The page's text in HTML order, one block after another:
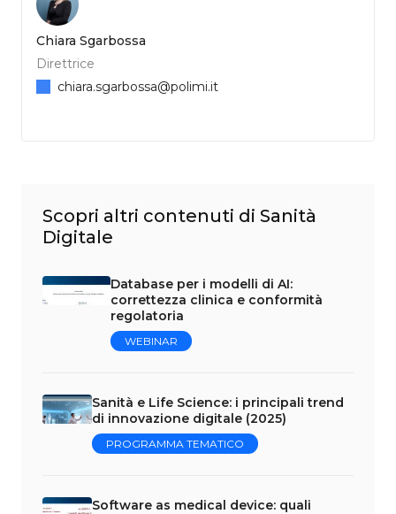
Chiara Sgarbossa
Direttrice
chiara.sgarbossa@polimi.it
Scopri altri contenuti di Sanità
Digitale
Database per i modelli di AI:
correttezza clinica e conformità
regolatoria
WEBINAR
Sanità e Life Science: i principali trend
di innovazione digitale (2025)
PROGRAMMA TEMATICO
Software as medical device: quali